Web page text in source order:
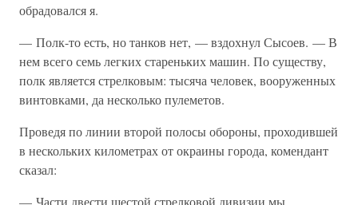
обрадовался я.
— Полк-то есть, но танков нет, — вздохнул Сысоев. — В
нем всего семь легких стареньких машин. По существу,
полк является стрелковым: тысяча человек, вооруженных
винтовками, да несколько пулеметов.
Проведя по линии второй полосы обороны, проходившей
в нескольких километрах от окраины города, комендант
сказал:
— Части двести шестой стрелковой дивизии мы